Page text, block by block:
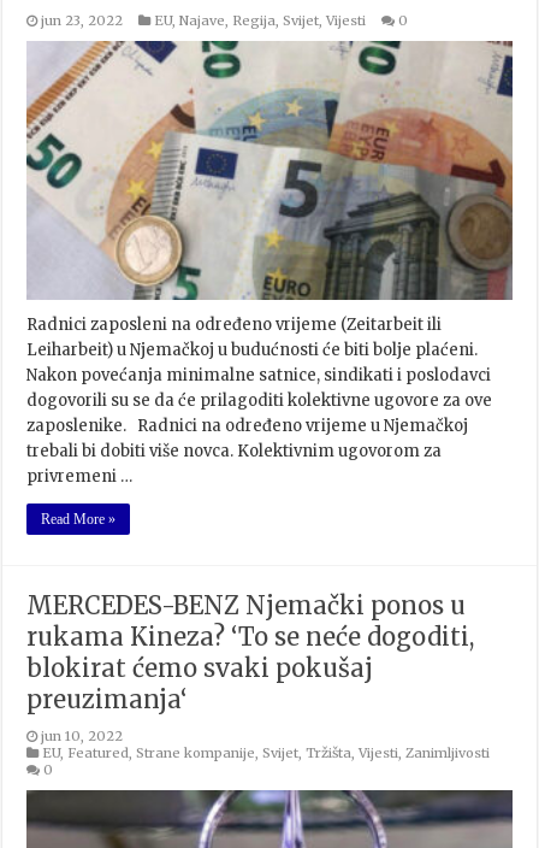
jun 23, 2022 EU,Najave, Regija,Svijet,Vijesti 0
Radnici zaposleni na određeno vrijeme (Zeitarbeit ili
Leiharbeit) u Njemačkoj u budućnosti će biti bolje plaćeni.
Nakon povećanja minimalne satnice, sindikati i poslodavci
dogovorili su se da će prilagoditi kolektivne ugovore za ove
zaposlenike. Radnici na određeno vrijeme u Njemačkoj
trebali bi dobiti više novca. Kolektivnim ugovorom za
privremeni …
Read More »
MERCEDES-BENZ Njemački ponos u
rukama Kineza? ‘To se neće dogoditi,
blokirat ćemo svaki pokušaj
preuzimanja‘
jun 10, 2022
EU, Featured ,Strane kompanije ,Svijet ,Tržišta ,Vijesti Zanimljivosti
0